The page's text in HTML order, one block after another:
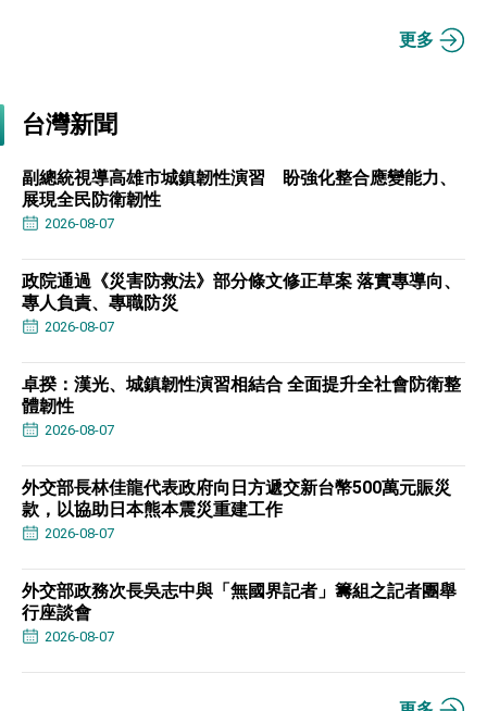
事處」，進一步深化台美交流合作
更多
台灣新聞
副總統視導高雄市城鎮韌性演習 盼強化整合應變能力、
展現全民防衛韌性
2026-08-07
政院通過《災害防救法》部分條文修正草案 落實專導向、
專人負責、專職防災
2026-08-07
卓揆：漢光、城鎮韌性演習相結合 全面提升全社會防衛整
體韌性
2026-08-07
外交部長林佳龍代表政府向日方遞交新台幣500萬元賑災
款，以協助日本熊本震災重建工作
2026-08-07
外交部政務次長吳志中與「無國界記者」籌組之記者團舉
行座談會
2026-08-07